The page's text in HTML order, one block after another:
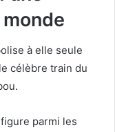
à elle seule
célèbre train du
parmi les